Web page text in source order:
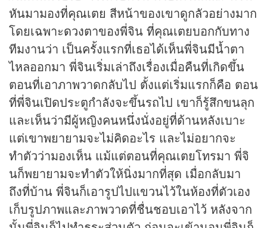
หันมามองที่คุณเตย สีหน้าของเขาดูกลัวอย่างมาก
โดยเฉพาะดวงตาของพี่จิน ที่คุณเตยบอกกับทาง
ทีมงานว่า เป็นครั้งแรกที่เธอได้เห็นพี่จินมีน้ำตา
ไหลออกมา พี่จินเริ่มเล่าถึงเรื่องเมื่อคืนที่เกิดขึ้น
ตอนที่เอาภาพวาดกลับไป ตั้งแต่เริ่มแรกก็คือ ตอน
ที่พี่จินเปิดประตูกำลังจะขึ้นรถไป เขาก็รู้สึกขนลุก
และเห็นว่ามีผู้หญิงคนหนึ่งนั่งอยู่ที่ด้านหลังเบาะ
แต่เขาพยายามจะไม่คิดอะไร และไม่อยากจะ
ทำตัวว่ามองเห็น แม้แต่ตอนที่คุณเตยโทรมา พี่จิ
นก็พยายามจะทำตัวให้นิ่งมากที่สุด เมื่อกลับมา
ถึงที่บ้าน พี่จินก็เอารูปไปแขวนไว้ในห้องที่ตัวเอง
เก็บรูปภาพและภาพวาดที่ชื่นชอบเอาไว้ หลังจาก